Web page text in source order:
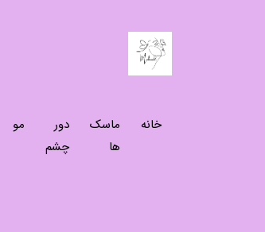
خانه
ماسک
ها
دور
چشم
مو